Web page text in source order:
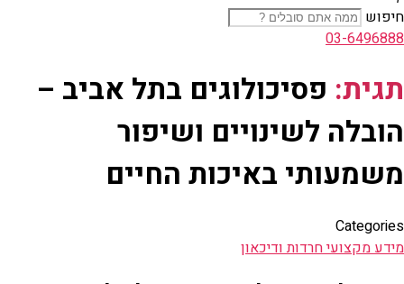
חיפוש
03-6496888
תגית: פסיכולוגים בתל אביב –
הובלה לשינויים ושיפור
משמעותי באיכות החיים
Categories
מידע מקצועי חרדות ודיכאון